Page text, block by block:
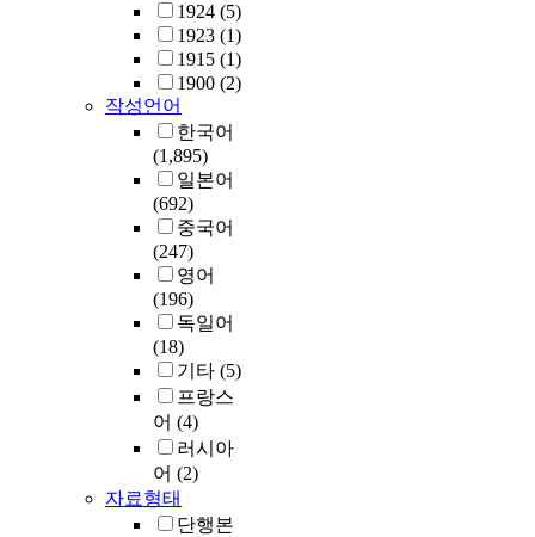
1924 (5)
1923 (1)
1915 (1)
1900 (2)
작성언어
한국어
(1,895)
일본어
(692)
중국어
(247)
영어
(196)
독일어
(18)
기타 (5)
프랑스
어 (4)
러시아
어 (2)
자료형태
단행본